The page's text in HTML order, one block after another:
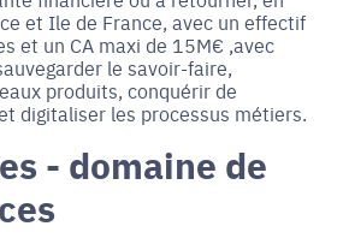
et Ile de France, avec un effectif
et un CA maxi de 15M€ ,avec
le savoir-faire,
produits, conquérir de
digitaliser les processus métiers.
- domaine de